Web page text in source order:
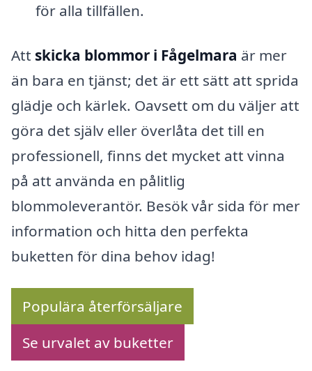
för alla tillfällen.
Att skicka blommor i Fågelmara är mer
än bara en tjänst; det är ett sätt att sprida
glädje och kärlek. Oavsett om du väljer att
göra det själv eller överlåta det till en
professionell, finns det mycket att vinna
på att använda en pålitlig
blommoleverantör. Besök vår sida för mer
information och hitta den perfekta
buketten för dina behov idag!
Populära återförsäljare
Se urvalet av buketter